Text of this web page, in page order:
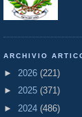
ARCHIVIO
► 2026 (221)
► 2025 (371)
► 2024 (486)